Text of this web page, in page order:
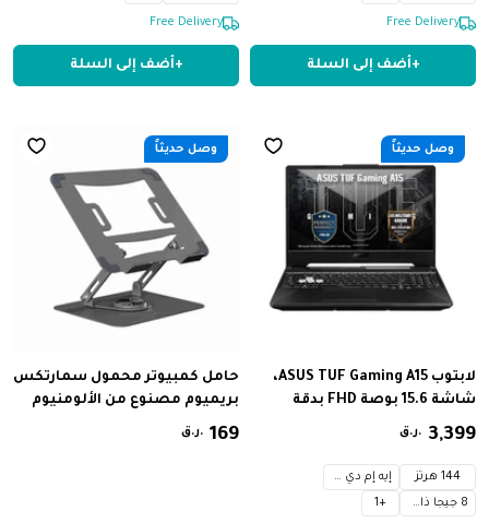
جيجابايت، ذاكرة DDR5 بسعة 8
Limited Stock
+أضف إلى السلة
تيرابايت، ذاكرة وصول عشوائي LP
Limited Stock
+أضف إلى السلة
وصل حديثاً
لابتوب ASUS TUF Gaming A15،
شاشة 15.6 بوصة FHD بدقة
بطاقة رسومات NVIDIA RTX3050
بسعة 4 جيجابايت، ذاكرة وصول
عشوائي 8 جيجابايت، قرص صلب
ر.ق. 3,399
144 هرتز
إيه إم دي رايزن 7
8 جيجا ذاكرة
+
1
وصل حديثاً
حامل كمبيوتر محمول سمارتكس
بريميوم مصنوع من الألومنيوم
قابل للدوران
ر.ق. 169